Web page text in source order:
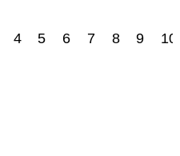
4 5 6 7 8 9 10